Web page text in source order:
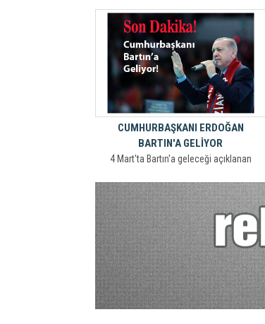
CUMHURBAŞKANI ERDOĞAN
BARTIN'A GELİYOR
4 Mart'ta Bartın'a geleceği açıklanan
netleşti. AK Parti İl Teşkilatı tarafından
Cumhurbaşkanı Recep Tayyip Erdoğan'ın 4
Mart Pazartesi Günü Cumhuriyet
Meydanı'nda miting düzenleyeceği
açıklandı.